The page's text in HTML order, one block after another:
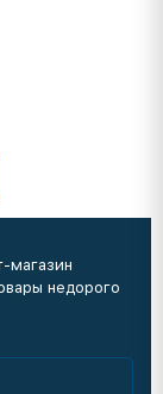
магазин
недорого